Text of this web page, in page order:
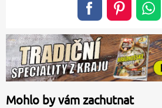
Mohlo by vám zachutnat